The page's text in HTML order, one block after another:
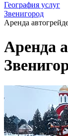
География услуг
Звенигород
Аренда
Аренда